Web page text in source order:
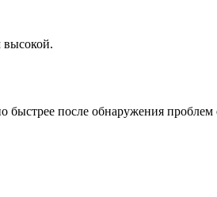
высокой.
быстрее после обнаружения